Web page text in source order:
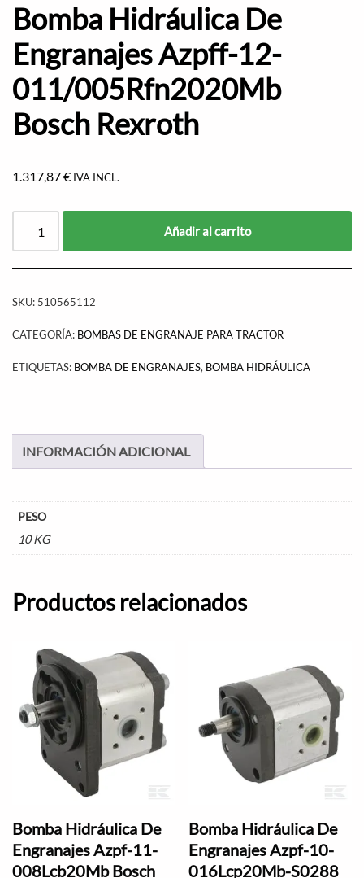
Bomba Hidráulica De
Engranajes Azpff-12-
011/005Rfn2020Mb
Bosch Rexroth
1.317,87€ IVA INCL.
Añadir al carrito
SKU: 510565112
CATEGORÍA: BOMBAS DE ENGRANAJE PARA TRACTOR
ETIQUETAS: BOMBA DE ENGRANAJES, BOMBA HIDRÁULICA
INFORMACIÓN ADICIONAL
PESO
10 KG
Productos relacionados
Bomba Hidráulica De
Engranajes Azpf-11-
008Lcb20Mb Bosch
Bomba Hidráulica De
Engranajes Azpf-10-
016Lcp20Mb-S0288